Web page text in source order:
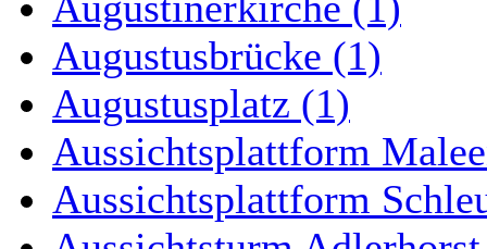
Augustusbrücke (1)
Augustusplatz (1)
Aussichtsplattform
Aussichtsplattform